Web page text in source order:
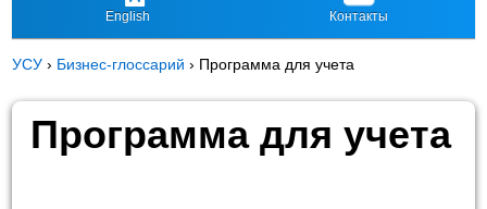
English Контакты
УСУ › Бизнес-глоссарий › Программа для учета
Программа для учета